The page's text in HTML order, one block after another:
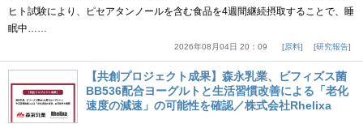
ヒト試験により、ピセアタンノールを含む食品を4週間継続摂取することで、睡
眠中……
2026年08月04日 20：09 原料 研究報告
【共創プロジェクト成果】森永乳業、ビフィズス菌
BB536配合ヨーグルトと生活習慣改善による「老化
速度の減速」の可能性を確認／株式会社Rhelixa